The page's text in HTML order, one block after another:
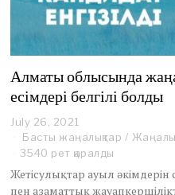
Алматы облысында
есімдері белгілі болды
July 26, 2021
u
l
2
Басты жаңалықтар /
3540 рет қаралды
Жетісулықтар ауыл
пен азаматтық